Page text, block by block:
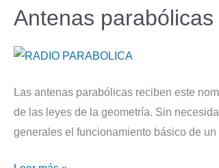
Antenas
Las antenas parabólicas reciben este
de las leyes de la geometría. Sin
generales el funcionamiento básico de